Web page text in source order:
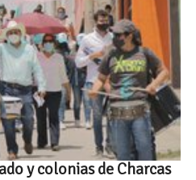
y colonias de Charcas